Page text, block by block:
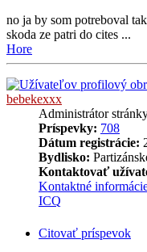
no ja by som potreboval
skoda ze patri do cites ...
Hore
bebekexxx
Administrátor
Príspevky: 708
Dátum registrácie:
Bydlisko:
Kontaktovať
Kontaktné
ICQ
Citovať príspevok